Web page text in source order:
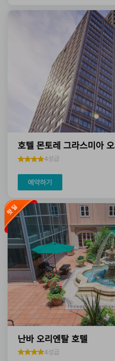
호텔 몬토레 그라스미아
4성급
예약하기
난바 오리엔탈 호텔
4성급